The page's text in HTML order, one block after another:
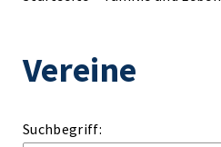
Vereine
Suchbegriff: